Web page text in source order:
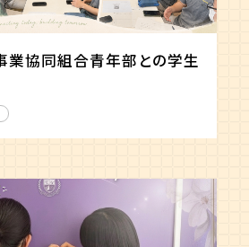
業協同組合青年部との学生